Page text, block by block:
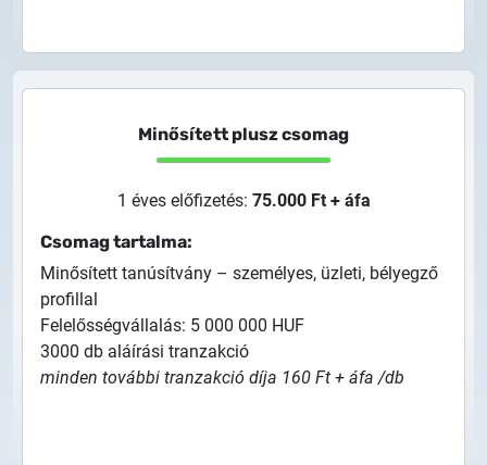
Minősített plusz csomag
1 éves előfizetés: 75.000 Ft + áfa
Csomag tartalma:
Minősített tanúsítvány – személyes, üzleti, bélyegző
profillal
Felelősségvállalás: 5 000 000 HUF
3000 db aláírási tranzakció
minden további tranzakció díja 160 Ft + áfa /db